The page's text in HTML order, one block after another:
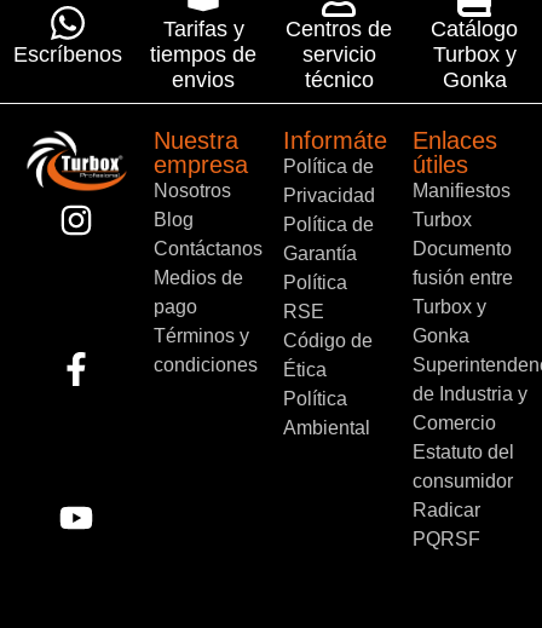
Escríbenos
Tarifas y
tiempos de
envios
Centros de
servicio
técnico
Catálogo
Turbox y
Gonka
Nuestra
empresa
Nosotros
Blog
Contáctanos
Medios de
pago
Términos y
condiciones
Informáte
Política de
Privacidad
Política de
Garantía
Política
RSE
Código de
Ética
Política
Ambiental
Enlaces
útiles
Manifiestos
Turbox
Documento
fusión entre
Turbox y
Gonka
de Industria y
Comercio
Estatuto del
consumidor
Radicar
PQRSF